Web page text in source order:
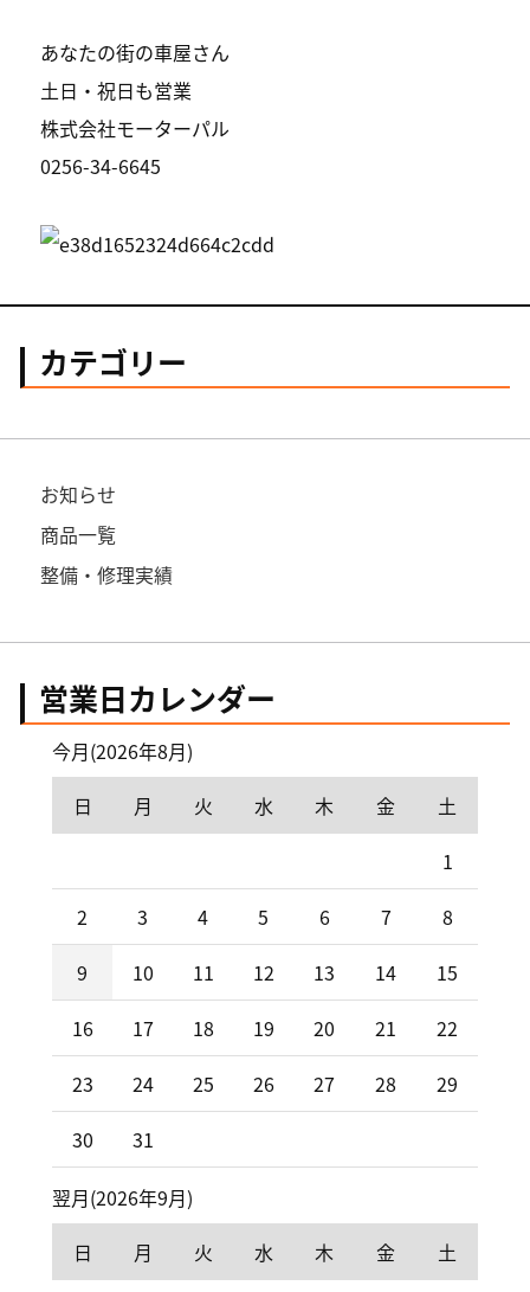
あなたの街の車屋さん
土日・祝日も営業
株式会社モーターパル
0256-34-6645
カテゴリー
お知らせ
商品一覧
整備・修理実績
営業日カレンダー
今月(2026年8月)
日
月 火 水 木 金
土
1
2
3 4 5 6 7
8
9
10 11 12 13 14
15
16
17 18 19 20 21
22
23
24 25 26 27 28
29
30
31
翌月(2026年9月)
日
月 火 水 木 金
土